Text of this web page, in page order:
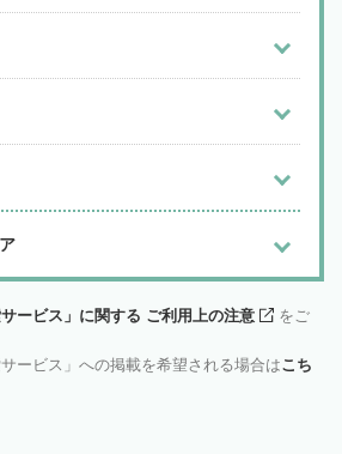
サービス」に関する ご利用上の注意
をご
ービス」への掲載を希望される場合はこち